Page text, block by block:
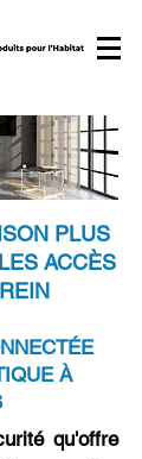
PLUS
ACCÈS
qu'offre
À